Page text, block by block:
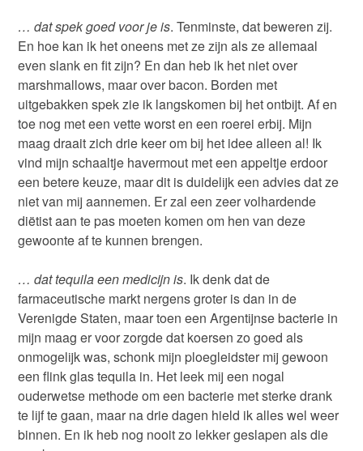
…dat spek goed voor je is. Tenminste, dat beweren zij.
En hoe kan ik het oneens met ze zijn als ze allemaal
even slank en fit zijn? En dan heb ik het niet over
marshmallows, maar over bacon. Borden met
uitgebakken spek zie ik langskomen bij het ontbijt. Af en
toe nog met een vette worst en een roerei erbij. Mijn
maag draait zich drie keer om bij het idee alleen al! Ik
vind mijn schaaltje havermout met een appeltje erdoor
een betere keuze, maar dit is duidelijk een advies dat ze
niet van mij aannemen. Er zal een zeer volhardende
diëtist aan te pas moeten komen om hen van deze
gewoonte af te kunnen brengen.
…dattequila een medicijn is. Ik denk dat de
farmaceutische markt nergens groter is dan in de
Verenigde Staten, maar toen een Argentijnse bacterie in
mijn maag er voor zorgde dat koersen zo goed als
onmogelijk was, schonk mijn ploegleidster mij gewoon
een flink glas tequila in. Het leek mij een nogal
ouderwetse methode om een bacterie met sterke drank
te lijf te gaan, maar na drie dagen hield ik alles wel weer
binnen. En ik heb nog nooit zo lekker geslapen als die